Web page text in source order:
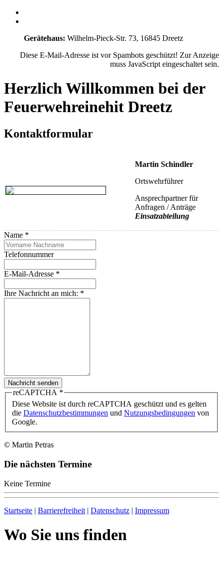
Gerätehaus: Wilhelm-Pieck-Str. 73, 16845 Dreetz
Diese E-Mail-Adresse ist vor Spambots geschützt! Zur Anzeige
muss JavaScript eingeschaltet sein.
Herzlich Willkommen bei der
Feuerwehreinehit Dreetz
Kontaktformular
Martin Schindler
Ortswehrführer
Ansprechpartner für
Anfragen / Anträge
Einsatzabteilung
Name *
Telefonnummer
E-Mail-Adresse *
Ihre Nachricht an mich: *
Nachricht senden
reCAPTCHA *
Diese Website ist durch reCAPTCHA geschützt und es gelten
die Datenschutzbestimmungen und Nutzungsbedingungen von
Google.
© Martin Petras
Die nächsten Termine
Keine Termine
Startseite | Barrierefreiheit | Datenschutz | Impressum
Wo Sie uns finden